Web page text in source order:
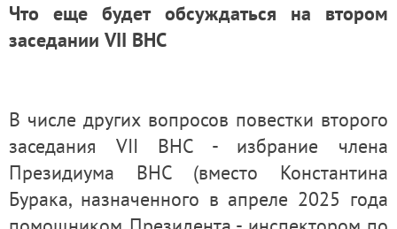
Что еще будет обсуждаться на втором
заседании VII ВНС
В числе других вопросов повестки второго
заседания VII ВНС - избрание члена
Президиума ВНС (вместо Константина
Бурака, назначенного в апреле 2025 года